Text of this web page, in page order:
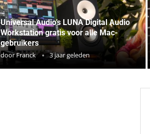
Universal Audio’s LUNA Digital Audio
Workstation gratis voor alle Mac-
gebruikers
doorFranck 3 jaar geleden